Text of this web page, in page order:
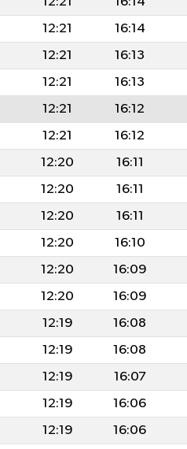
12:21 16:14
12:21 16:13
12:21 16:13
12:21 16:12
12:21 16:12
12:20 16:11
12:20 16:11
12:20 16:11
12:20 16:10
12:20 16:09
12:20 16:09
12:19 16:08
12:19 16:08
12:19 16:07
12:19 16:06
12:19 16:06